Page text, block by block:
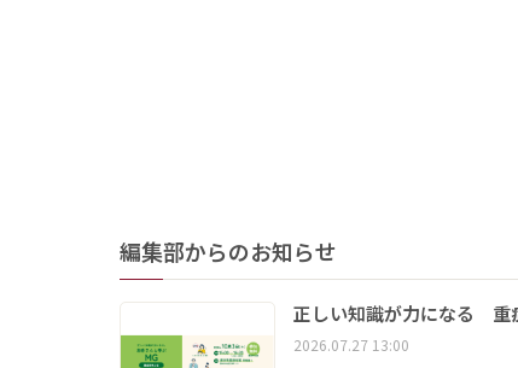
編集部からのお知らせ
正しい知識が力になる 重
2026.07.27 13:00